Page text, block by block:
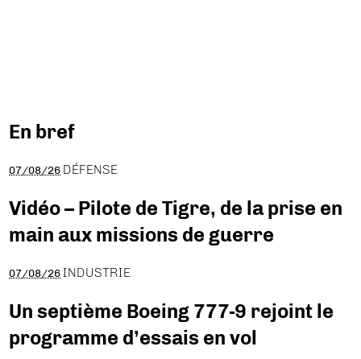
En bref
07/08/26 DÉFENSE
Vidéo – Pilote de Tigre, de la prise en
main aux missions de guerre
07/08/26 INDUSTRIE
Un septième Boeing 777-9 rejoint le
programme d’essais en vol